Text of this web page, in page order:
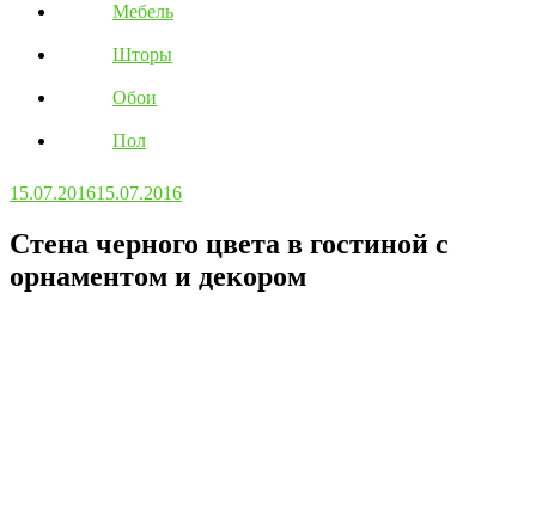
Мебель
Шторы
Обои
Пол
15.07.201615.07.2016
Стена черного цвета в гостиной с
орнаментом и декором